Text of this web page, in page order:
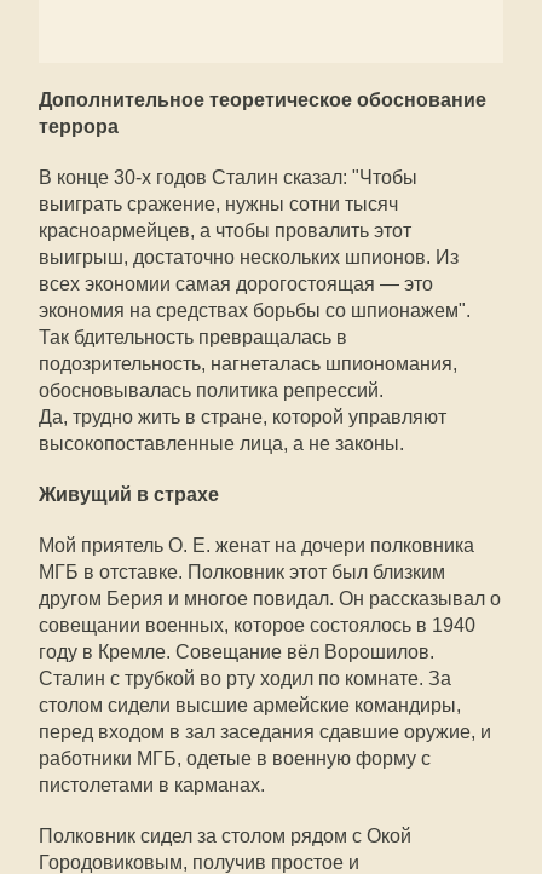
Дополнительное теоретическое обоснование
террора
В конце 30-х годов Сталин сказал: "Чтобы
выиграть сражение, нужны сотни тысяч
красноармейцев, а чтобы провалить этот
выигрыш, достаточно нескольких шпионов. Из
всех экономии самая дорогостоящая — это
экономия на средствах борьбы со шпионажем".
Так бдительность превращалась в
подозрительность, нагнеталась шпиономания,
обосновывалась политика репрессий.
Да, трудно жить в стране, которой управляют
высокопоставленные лица, а не законы.
Живущий в страхе
Мой приятель О. Е. женат на дочери полковника
МГБ в отставке. Полковник этот был близким
другом Берия и многое повидал. Он рассказывал о
совещании военных, которое состоялось в 1940
году в Кремле. Совещание вёл Ворошилов.
Сталин с трубкой во рту ходил по комнате. За
столом сидели высшие армейские командиры,
перед входом в зал заседания сдавшие оружие, и
работники МГБ, одетые в военную форму с
пистолетами в карманах.
Полковник сидел за столом рядом с Окой
Городовиковым, получив простое и